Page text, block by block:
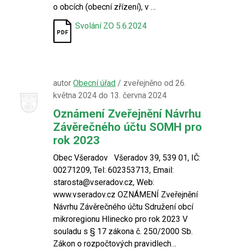
o obcích (obecní zřízení), v …
Svolání ZO 5.6.2024
autorObecní úřad / zveřejněno od 26.
května 2024 do 13. června 2024
Oznámení Zveřejnění Návrhu
Závěrečného účtu SOMH pro
rok 2023
Obec Všeradov Všeradov 39, 539 01, IČ:
00271209, Tel: 602353713, Email:
starosta@vseradov.cz, Web:
www.vseradov.cz OZNÁMENÍ Zveřejnění
Návrhu Závěrečného účtu Sdružení obcí
mikroregionu Hlinecko pro rok 2023 V
souladu s § 17 zákona č. 250/2000 Sb.
Zákon o rozpočtových pravidlech…